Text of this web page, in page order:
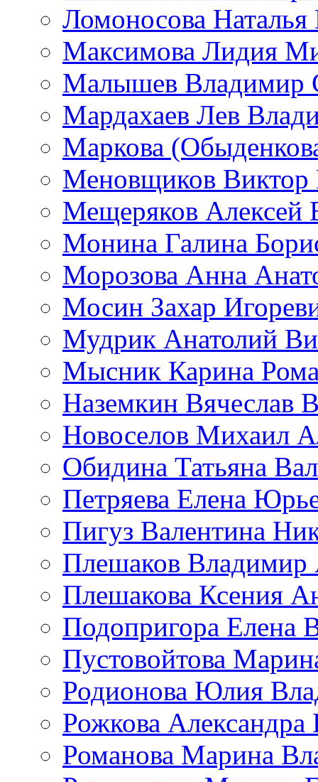
Ломоносова
Максимова Лидия
Малышев Владимир
Мардахаев Лев
Маркова
Меновщиков
Мещеряков Алексей
Монина Галина
Морозова Анна
Мосин Захар
Мудрик Анатолий
Мысник Карина
Наземкин Вячеслав
Новоселов Михаил
Обидина Татьяна
Петряева Елена
Пигуз Валентина
Плешаков Владимир
Плешакова Ксения
Подопригора Елена
Пустовойтова
Родионова Юлия
Рожкова Александра
Романова Марина